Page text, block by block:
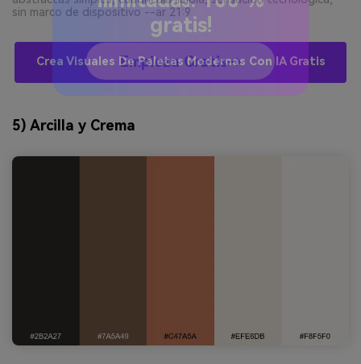
sin marco de dispositivo --ar 21:9
Crea Visuales De Paletas Modernas Con IA Gratis
5) Arcilla y Crema
Crea imágenes IA
ilimitadas. 100 %
gratis!
Empieza Gratis→